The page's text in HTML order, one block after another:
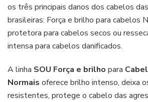
os três principais danos dos cabelos
brasileiras: Força e brilho para cabelos
protetora para cabelos secos ou
intensa para cabelos danificados.
A linha SOU Força e brilho para
Normais oferece brilho intenso, deixa
resistentes, protege o cabelo das